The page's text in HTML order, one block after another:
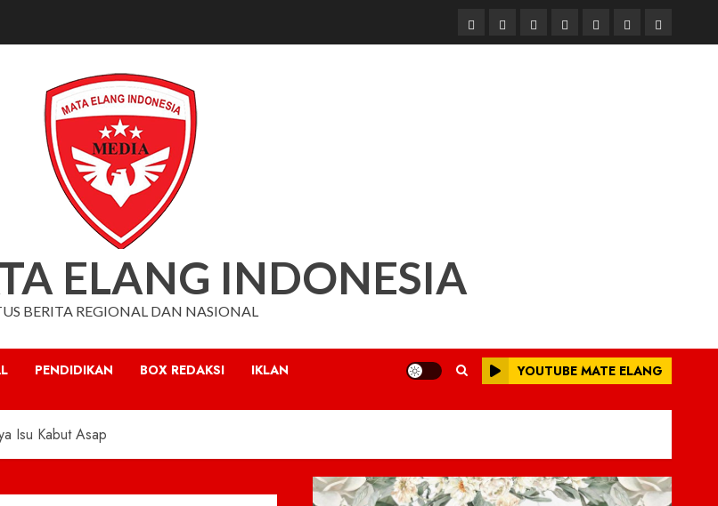
BerandaNasionalDaerahHukum
dan
Pendidikan
Box
Redaksi
Iklan
ELANG INDONESIA
BERITA REGIONAL DAN NASIONAL
PENDIDIKAN BOX REDAKSI IKLAN YOUTUBE MATE ELANG
Isu Kabut Asap